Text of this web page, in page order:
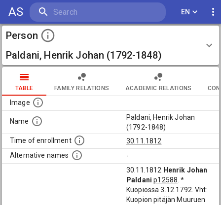
AS EN
Person
Paldani, Henrik Johan (1792-1848)
TABLE FAMILY RELATIONS ACADEMIC RELATIONS
Image
Name
Paldani, Henrik Johan
(1792-1848)
Time of enrollment
30.11.1812
Alternative names
-
30.11.1812 Henrik Johan
Paldani p12588 . *
Kuopiossa 3.12.1792. Vht:
Kuopion pitäjän Muuruen